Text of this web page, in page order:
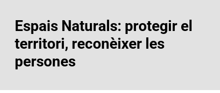
Informa’t
Espais Naturals: protegir el
territori, reconèixer les
persones